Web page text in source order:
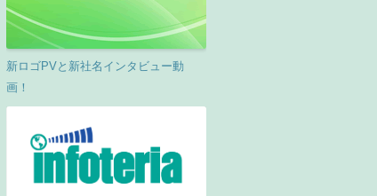
新ロゴPVと新社名インタビュー動
画！